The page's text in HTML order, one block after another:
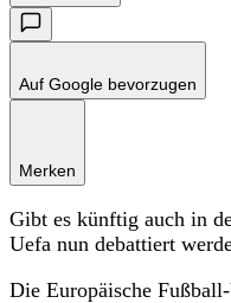
Auf Google bevorzugen
Merken
Gibt es künftig auch in
Uefa nun debattiert
Die Europäische